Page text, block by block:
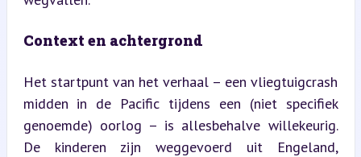
Context en achtergrond
Het startpunt van het verhaal – een vliegtuigcrash
midden in de Pacific tijdens een (niet specifiek
genoemde) oorlog – is allesbehalve willekeurig.
De kinderen zijn weggevoerd uit Engeland,